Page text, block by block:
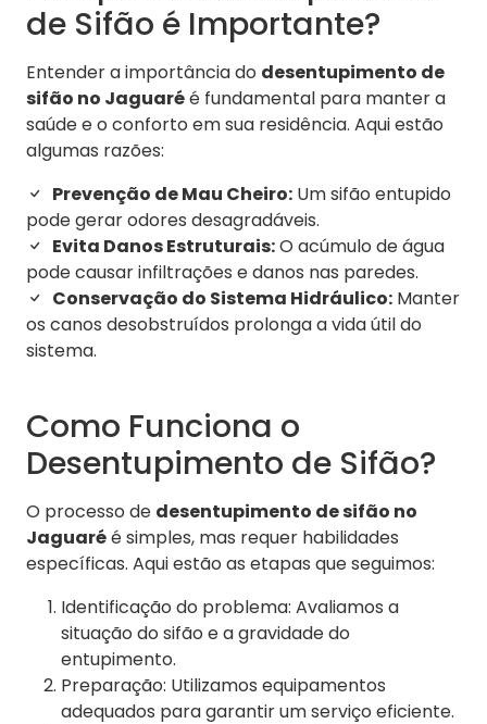
de Sifão é Importante?
Entender a importância do desentupimento de
sifão no Jaguaréé fundamental para manter a
saúde e o conforto em sua residência. Aqui estão
algumas razões:
Prevenção de Mau Cheiro: Um sifão entupido
pode gerar odores desagradáveis.
Evita Danos Estruturais:O acúmulo de água
pode causar infiltrações e danos nas paredes.
Conservação do Sistema Hidráulico: Manter
os canos desobstruídos prolonga a vida útil do
sistema.
Como Funciona o
Desentupimento de Sifão?
O processo de desentupimento de sifão no
Jaguaréé simples, mas requer habilidades
específicas. Aqui estão as etapas que seguimos:
Identificação do problema: Avaliamos a
situação do sifão e a gravidade do
entupimento.
Preparação: Utilizamos equipamentos
adequados para garantir um serviço eficiente.